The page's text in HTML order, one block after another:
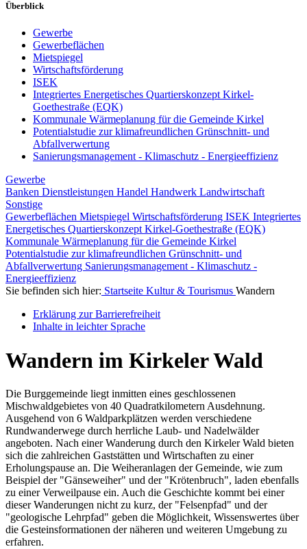
Überblick
Gewerbe
Gewerbeflächen
Mietspiegel
Wirtschaftsförderung
ISEK
Integriertes Energetisches Quartierskonzept Kirkel-
Goethestraße (EQK)
Kommunale Wärmeplanung für die Gemeinde Kirkel
Potentialstudie zur klimafreundlichen Grünschnitt- und
Abfallverwertung
Sanierungsmanagement - Klimaschutz - Energieeffizienz
Gewerbe
Banken Dienstleistungen Handel Handwerk Landwirtschaft
Sonstige
Gewerbeflächen Mietspiegel Wirtschaftsförderung ISEK Integriertes
Energetisches Quartierskonzept Kirkel-Goethestraße (EQK)
Kommunale Wärmeplanung für die Gemeinde Kirkel
Potentialstudie zur klimafreundlichen Grünschnitt- und
Abfallverwertung Sanierungsmanagement - Klimaschutz -
Energieeffizienz
Sie befinden sich hier: Startseite Kultur & Tourismus Wandern
Erklärung zur Barrierefreiheit
Inhalte in leichter Sprache
Wandern im Kirkeler Wald
Die Burggemeinde liegt inmitten eines geschlossenen
Mischwaldgebietes von 40 Quadratkilometern Ausdehnung.
Ausgehend von 6 Waldparkplätzen werden verschiedene
Rundwanderwege durch herrliche Laub- und Nadelwälder
angeboten. Nach einer Wanderung durch den Kirkeler Wald bieten
sich die zahlreichen Gaststätten und Wirtschaften zu einer
Erholungspause an. Die Weiheranlagen der Gemeinde, wie zum
Beispiel der "Gänseweiher" und der "Krötenbruch", laden ebenfalls
zu einer Verweilpause ein. Auch die Geschichte kommt bei einer
dieser Wanderungen nicht zu kurz, der "Felsenpfad" und der
"geologische Lehrpfad" geben die Möglichkeit, Wissenswertes über
die Gesteinsformationen der näheren und weiteren Umgebung zu
erfahren.